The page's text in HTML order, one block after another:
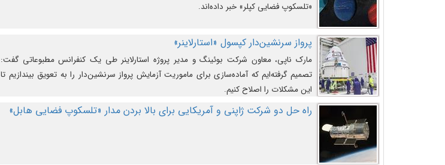
«تلسکوپ فضایی کپلر» خبر داده‌اند.
پرواز سرنشین‌دار کپسول «استارلاینر»
مارک ناپی، معاون شرکت بوئینگ و مدیر پروژه استارلاینر طی یک کنفرانس مطبوعاتی گفت:
تصمیم گرفته‌ایم که آماده‌سازی برای ماموریت آزمایش پرواز سرنشین‌دار را به تعویق بیندازیم تا
این مشکلات را اصلاح کنیم.
راه حل دو شرکت ژاپنی و آمریکایی برای بالا بردن مدار «تلسکوپ فضایی هابل»